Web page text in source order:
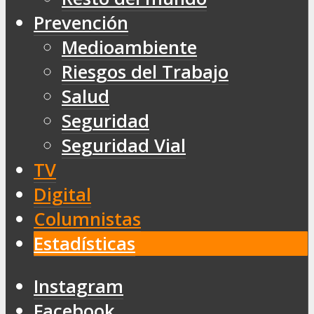
Prevención
Medioambiente
Riesgos del Trabajo
Salud
Seguridad
Seguridad Vial
TV
Digital
Columnistas
Estadísticas
Instagram